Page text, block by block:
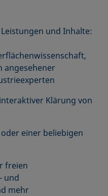
und Inhalte:
angesehener
Klärung von
einer beliebigen
freien
und
mehr